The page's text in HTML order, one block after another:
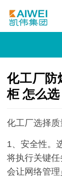
化工厂防
柜 怎么选
化工厂选择质
1、安全性。
将执行关键
会让网络管